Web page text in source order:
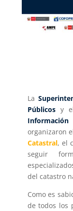
La
Públicosy
Información
organizaron
Catastral, el
seguir
del catastro
Como es
de todos los